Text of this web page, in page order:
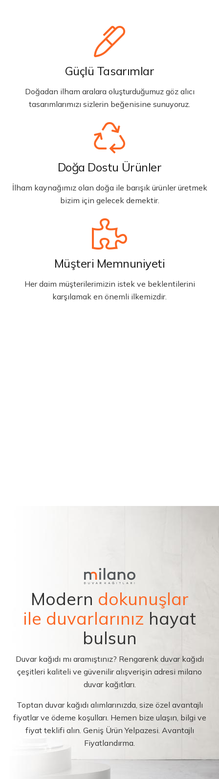
Güçlü Tasarımlar
Doğadan ilham aralara oluşturduğumuz göz alıcı
tasarımlarımızı sizlerin beğenisine sunuyoruz.
Doğa Dostu Ürünler
İlham kaynağımız olan doğa ile barışık ürünler üretmek
bizim için gelecek demektir.
Müşteri Memnuniyeti
Her daim müşterilerimizin istek ve beklentilerini
karşılamak en önemli ilkemizdir.
Modern dokunuşlar
ile duvarlarınız hayat
bulsun
Duvar kağıdı mı aramıştınız? Rengarenk duvar kağıdı
çeşitleri kaliteli ve güvenilir alışverişin adresi milano
duvar kağıtları.
Toptan duvar kağıdı alımlarınızda, size özel avantajlı
fiyatlar ve ödeme koşulları. Hemen bize ulaşın, bilgi ve
fiyat teklifi alın. Geniş Ürün Yelpazesi. Avantajlı
Fiyatlandırma.